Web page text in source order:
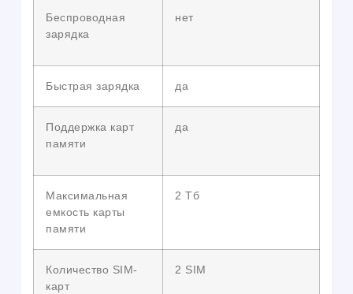
Беспроводная
зарядка
нет
Быстрая зарядка да
Поддержка карт
памяти
да
Максимальная
емкость карты
памяти
2 Тб
Количество SIM-
карт
2 SIM